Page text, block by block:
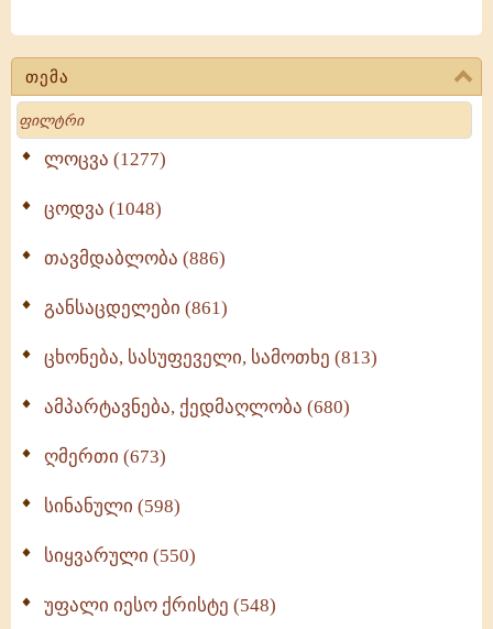
თემა
Search
ლოცვა (1277)
ცოდვა (1048)
თავმდაბლობა (886)
განსაცდელები (861)
ცხონება, სასუფეველი, სამოთხე (813)
ამპარტავნება, ქედმაღლობა (680)
ღმერთი (673)
სინანული (598)
სიყვარული (550)
უფალი იესო ქრისტე (548)